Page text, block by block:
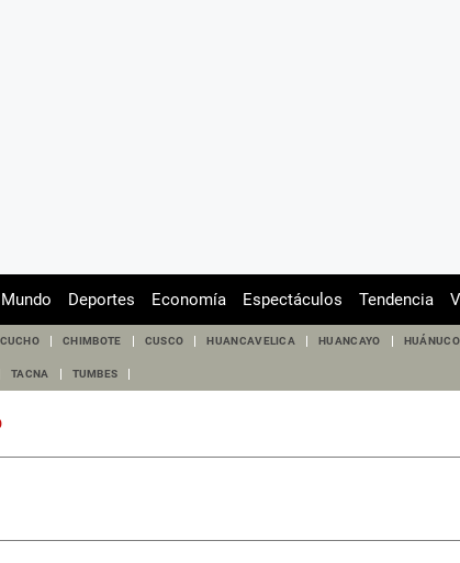
Mundo Deportes Economía Espectáculos Tendencia
CHIMBOTE CUSCO HUANCAVELICA HUANCAYO HUÁNUCO
TACNA TUMBES